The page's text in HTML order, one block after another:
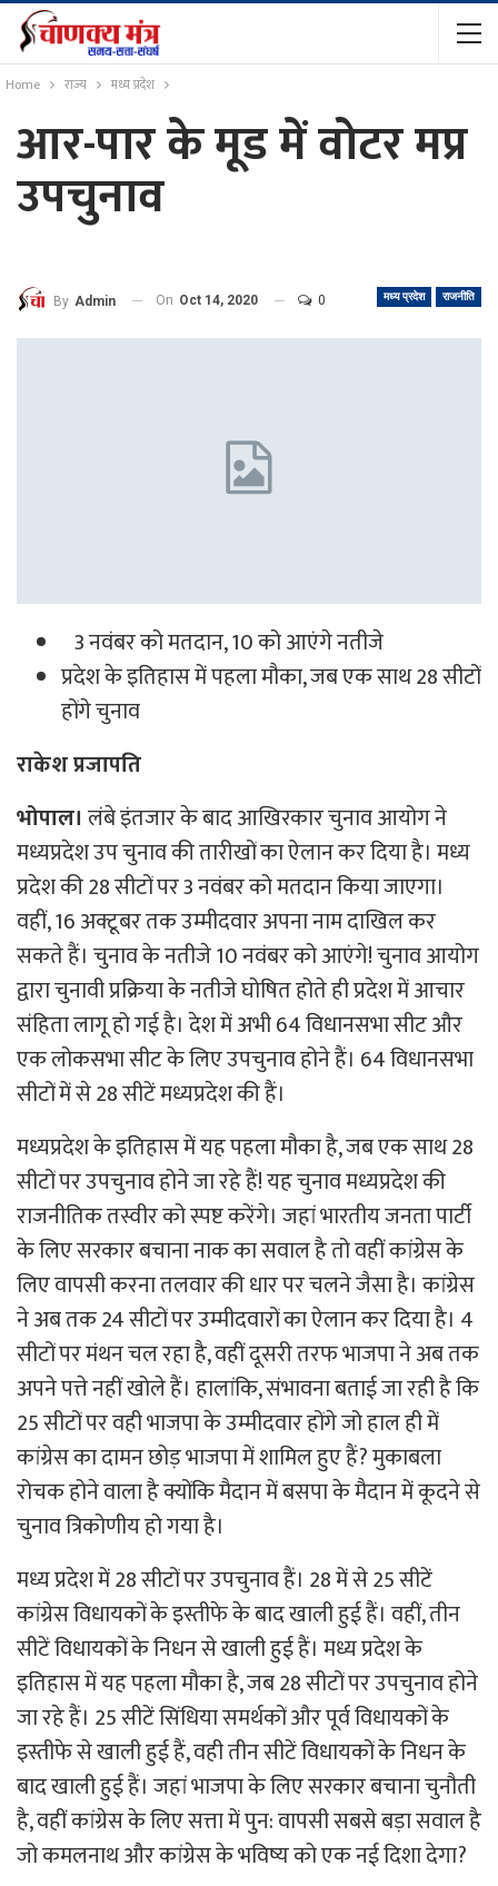
Home राज्य मध्य प्रदेश
आर-पार के मूड में वोटर मप्र
उपचुनाव
मध्य प्रदेश राजनीति
By Admin On Oct 14, 2020 0
3 नवंबर को मतदान, 10 को आएंगे नतीजे
प्रदेश के इतिहास में पहला मौका, जब एक साथ 28 सीटों
होंगे चुनाव
राकेश प्रजापति
भोपाल। लंबे इंतजार के बाद आखिरकार चुनाव आयोग ने
मध्यप्रदेश उप चुनाव की तारीखों का ऐलान कर दिया है। मध्य
प्रदेश की 28 सीटों पर 3 नवंबर को मतदान किया जाएगा।
वहीं, 16 अक्टूबर तक उम्मीदवार अपना नाम दाखिल कर
सकते हैं। चुनाव के नतीजे 10 नवंबर को आएंगे! चुनाव आयोग
द्वारा चुनावी प्रक्रिया के नतीजे घोषित होते ही प्रदेश में आचार
संहिता लागू हो गई है। देश में अभी 64 विधानसभा सीट और
एक लोकसभा सीट के लिए उपचुनाव होने हैं। 64 विधानसभा
सीटों में से 28 सीटें मध्यप्रदेश की हैं।
मध्यप्रदेश के इतिहास में यह पहला मौका है, जब एक साथ 28
सीटों पर उपचुनाव होने जा रहे हैं! यह चुनाव मध्यप्रदेश की
राजनीतिक तस्वीर को स्पष्ट करेंगे। जहां भारतीय जनता पार्टी
के लिए सरकार बचाना नाक का सवाल है तो वहीं कांग्रेस के
लिए वापसी करना तलवार की धार पर चलने जैसा है। कांग्रेस
ने अब तक 24 सीटों पर उम्मीदवारों का ऐलान कर दिया है। 4
सीटों पर मंथन चल रहा है, वहीं दूसरी तरफ भाजपा ने अब तक
अपने पत्ते नहीं खोले हैं। हालांकि, संभावना बताई जा रही है कि
25 सीटों पर वही भाजपा के उम्मीदवार होंगे जो हाल ही में
कांग्रेस का दामन छोड़ भाजपा में शामिल हुए हैं? मुकाबला
रोचक होने वाला है क्योंकि मैदान में बसपा के मैदान में कूदने से
चुनाव त्रिकोणीय हो गया है।
मध्य प्रदेश में 28 सीटों पर उपचुनाव हैं। 28 में से 25 सीटें
कांग्रेस विधायकों के इस्तीफे के बाद खाली हुई हैं। वहीं, तीन
सीटें विधायकों के निधन से खाली हुई हैं। मध्य प्रदेश के
इतिहास में यह पहला मौका है, जब 28 सीटों पर उपचुनाव होने
जा रहे हैं। 25 सीटें सिंधिया समर्थकों और पूर्व विधायकों के
इस्तीफे से खाली हुई हैं, वही तीन सीटें विधायकों के निधन के
बाद खाली हुई हैं। जहां भाजपा के लिए सरकार बचाना चुनौती
है, वहीं कांग्रेस के लिए सत्ता में पुन: वापसी सबसे बड़ा सवाल है
जो कमलनाथ और कांग्रेस के भविष्य को एक नई दिशा देगा?